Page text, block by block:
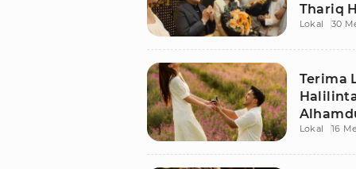
Thariq
Lokal 30
Terima
Lokal 16